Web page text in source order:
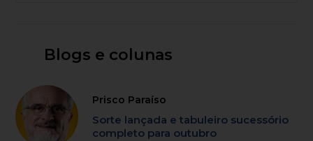
Blogs e colunas
Prisco Paraíso
Sorte lançada e tabuleiro sucessório
completo para outubro